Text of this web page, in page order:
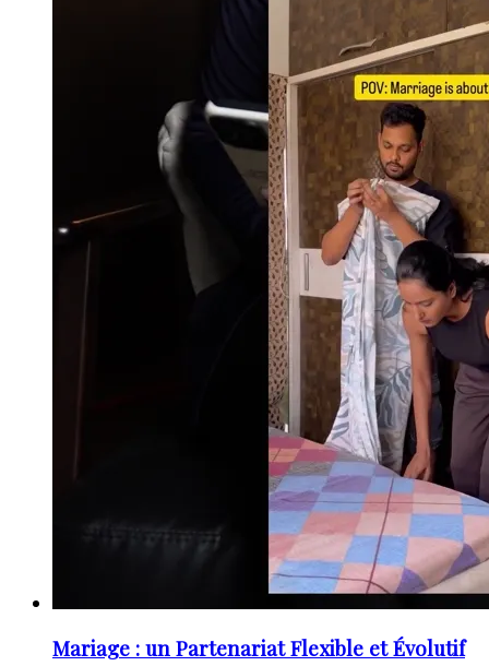
Mariage : un Partenariat Flexible et Évolutif